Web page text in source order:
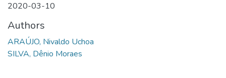
2020-03-10
Authors
ARAÚJO, Nivaldo Uchoa
SILVA, Dênio Moraes